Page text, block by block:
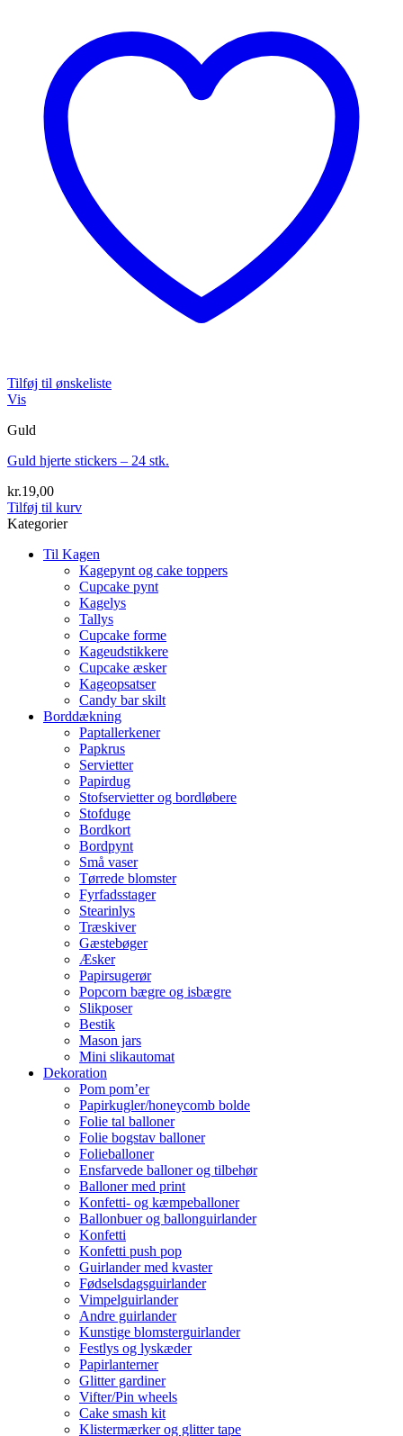
Tilføj til ønskeliste
Vis
Guld
Guld hjerte stickers – 24 stk.
kr.19,00
Tilføj til kurv
Kategorier
Til Kagen
Kagepynt og cake toppers
Cupcake pynt
Kagelys
Tallys
Cupcake forme
Kageudstikkere
Cupcake æsker
Kageopsatser
Candy bar skilt
Borddækning
Paptallerkener
Papkrus
Servietter
Papirdug
Stofservietter og bordløbere
Stofduge
Bordkort
Bordpynt
Små vaser
Tørrede blomster
Fyrfadsstager
Stearinlys
Træskiver
Gæstebøger
Æsker
Papirsugerør
Popcorn bægre og isbægre
Slikposer
Bestik
Mason jars
Mini slikautomat
Dekoration
Pom pom’er
Papirkugler/honeycomb bolde
Folie tal balloner
Folie bogstav balloner
Folieballoner
Ensfarvede balloner og tilbehør
Balloner med print
Konfetti- og kæmpeballoner
Ballonbuer og ballonguirlander
Konfetti
Konfetti push pop
Guirlander med kvaster
Fødselsdagsguirlander
Vimpelguirlander
Andre guirlander
Kunstige blomsterguirlander
Festlys og lyskæder
Papirlanterner
Glitter gardiner
Vifter/Pin wheels
Cake smash kit
Klistermærker og glitter tape